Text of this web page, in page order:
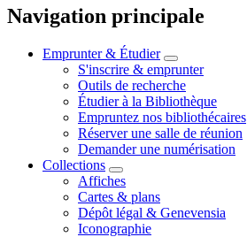
Navigation principale
Emprunter & Étudier
S'inscrire & emprunter
Outils de recherche
Étudier à la Bibliothèque
Empruntez nos bibliothécaires
Réserver une salle de réunion
Demander une numérisation
Collections
Affiches
Cartes & plans
Dépôt légal & Genevensia
Iconographie